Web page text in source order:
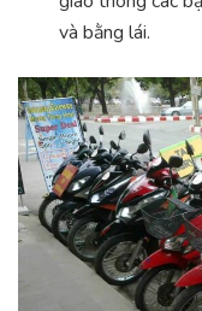
và bằng lái.